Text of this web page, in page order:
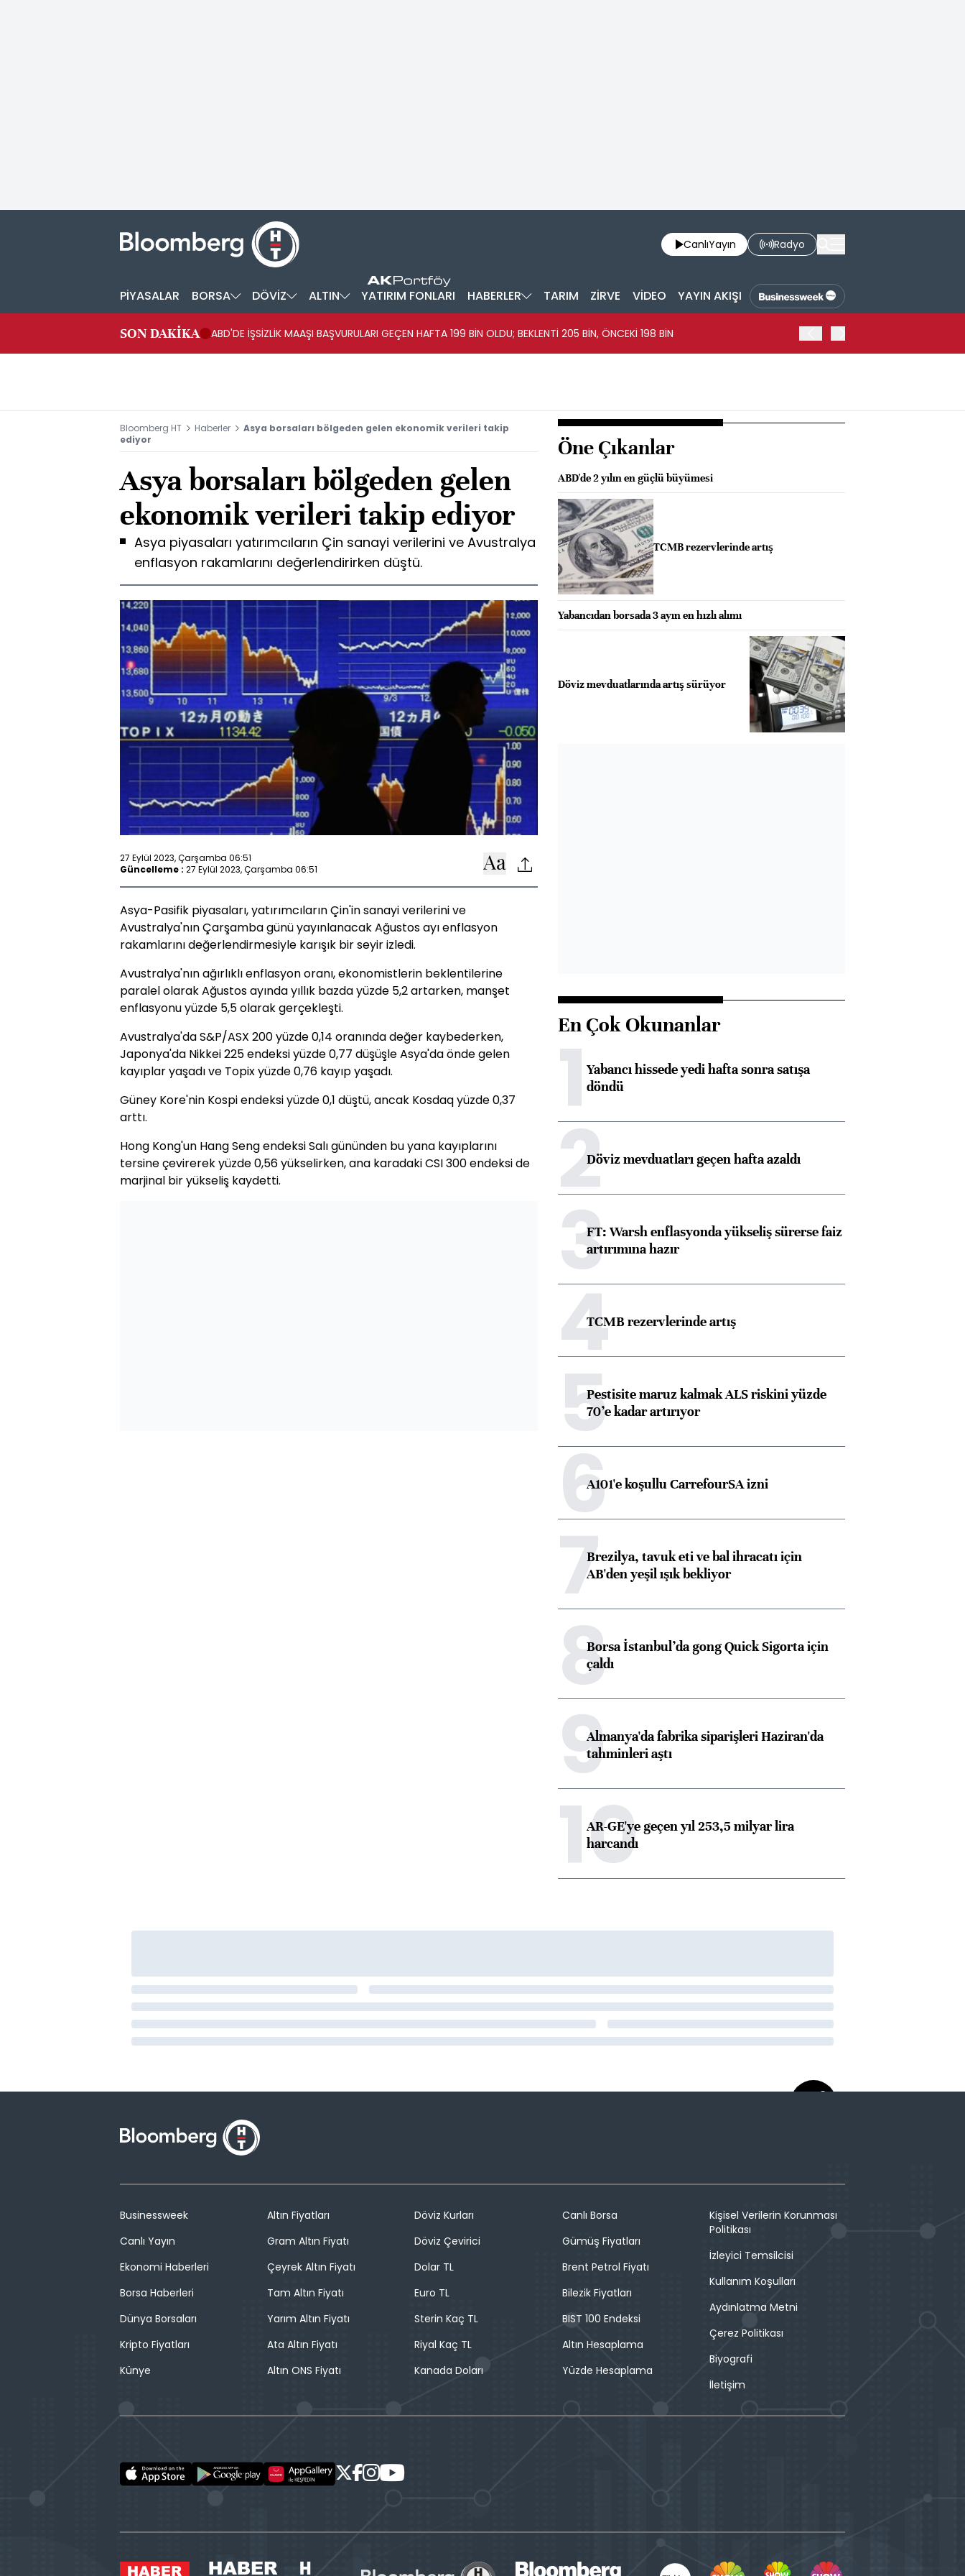
CanlıYayın Radyo
PİYASALAR BORSA DÖVİZ ALTIN YATIRIM FONLARI HABERLER TARIM ZİRVE VİDEO YAYIN AKIŞI
SON DAKİKA ABD'DE İŞSİZLİK MAAŞI BAŞVURULARI GEÇEN HAFTA 199 BİN OLDU; BEKLENTİ 205 BİN, ÖNCEKİ 198 BİN
Bloomberg HT Haberler
Asya borsaları bölgeden gelen ekonomik verileri takip
ediyor
Asya borsaları bölgeden gelen
ekonomik verileri takip ediyor
Asya piyasaları yatırımcıların Çin sanayi verilerini ve Avustralya
enflasyon rakamlarını değerlendirirken düştü.
27 Eylül 2023, Çarşamba 06:51
Güncelleme : 27 Eylül 2023, Çarşamba 06:51
Asya-Pasifik piyasaları, yatırımcıların Çin'in sanayi verilerini ve
Avustralya'nın Çarşamba günü yayınlanacak Ağustos ayı enflasyon
rakamlarını değerlendirmesiyle karışık bir seyir izledi.
Avustralya'nın ağırlıklı enflasyon oranı, ekonomistlerin beklentilerine
paralel olarak Ağustos ayında yıllık bazda yüzde 5,2 artarken, manşet
enflasyonu yüzde 5,5 olarak gerçekleşti.
Avustralya'da S&P/ASX 200 yüzde 0,14 oranında değer kaybederken,
Japonya'da Nikkei 225 endeksi yüzde 0,77 düşüşle Asya'da önde gelen
kayıplar yaşadı ve Topix yüzde 0,76 kayıp yaşadı.
Güney Kore'nin Kospi endeksi yüzde 0,1 düştü, ancak Kosdaq yüzde 0,37
arttı.
Hong Kong'un Hang Seng endeksi Salı gününden bu yana kayıplarını
tersine çevirerek yüzde 0,56 yükselirken, ana karadaki CSI 300 endeksi de
marjinal bir yükseliş kaydetti.
Öne Çıkanlar
ABD'de 2 yılın en güçlü büyümesi
TCMB rezervlerinde artış
Yabancıdan borsada 3 ayın en hızlı alımı
Döviz mevduatlarında artış sürüyor
En Çok Okunanlar
1Yabancı hissede yedi hafta sonra satışa
döndü
2Döviz mevduatları geçen hafta azaldı
3FT: Warsh enflasyonda yükseliş sürerse faiz
artırımına hazır
4TCMB rezervlerinde artış
5Pestisite maruz kalmak ALS riskini yüzde
70’e kadar artırıyor
6A101'e koşullu CarrefourSA izni
7Brezilya, tavuk eti ve bal ihracatı için
AB'den yeşil ışık bekliyor
8Borsa İstanbul’da gong Quick Sigorta için
çaldı
9Almanya'da fabrika siparişleri Haziran'da
tahminleri aştı
10
AR-GE'ye geçen yıl 253,5 milyar lira
harcandı
Businessweek
Canlı Yayın
Ekonomi Haberleri
Borsa Haberleri
Dünya Borsaları
Kripto Fiyatları
Künye
Altın Fiyatları
Gram Altın Fiyatı
Çeyrek Altın Fiyatı
Tam Altın Fiyatı
Yarım Altın Fiyatı
Ata Altın Fiyatı
Altın ONS Fiyatı
Döviz Kurları
Döviz Çevirici
Dolar TL
Euro TL
Sterin Kaç TL
Riyal Kaç TL
Kanada Doları
Canlı Borsa
Gümüş Fiyatları
Brent Petrol Fiyatı
Bilezik Fiyatları
BIST 100 Endeksi
Altın Hesaplama
Yüzde Hesaplama
Kişisel Verilerin Korunması
Politikası
İzleyici Temsilcisi
Kullanım Koşulları
Aydınlatma Metni
Çerez Politikası
Biyografi
İletişim